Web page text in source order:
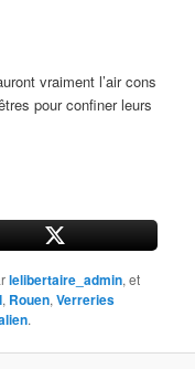
vraiment l’air cons
pour confiner leurs
lelibertaire_admin, et
, Rouen,Verreries
.